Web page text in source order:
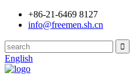
+86-21-6469 8127
info@freemen.sh.cn
English